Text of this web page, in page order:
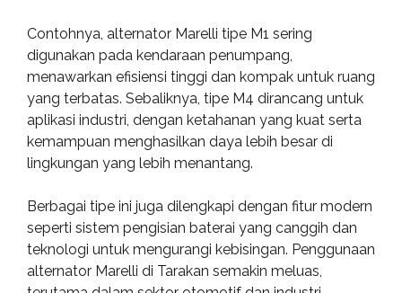
Contohnya, alternator Marelli tipe M1 sering
digunakan pada kendaraan penumpang,
menawarkan efisiensi tinggi dan kompak untuk ruang
yang terbatas. Sebaliknya, tipe M4 dirancang untuk
aplikasi industri, dengan ketahanan yang kuat serta
kemampuan menghasilkan daya lebih besar di
lingkungan yang lebih menantang.
Berbagai tipe ini juga dilengkapi dengan fitur modern
seperti sistem pengisian baterai yang canggih dan
teknologi untuk mengurangi kebisingan. Penggunaan
alternator Marelli di Tarakan semakin meluas,